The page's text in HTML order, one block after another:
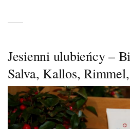
Jesienni ulubieńcy –
Salva, Kallos,